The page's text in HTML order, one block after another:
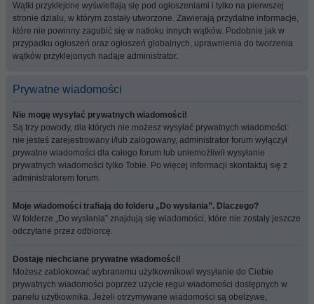
Wątki przyklejone wyświetlają się pod ogłoszeniami i tylko na pierwszej
stronie działu, w którym zostały utworzone. Zawierają przydatne informacje,
które nie powinny zagubić się w natłoku innych wątków. Podobnie jak w
przypadku ogłoszeń oraz ogłoszeń globalnych, uprawnienia do tworzenia
wątków przyklejonych nadaje administrator.
Prywatne wiadomości
Nie mogę wysyłać prywatnych wiadomości!
Są trzy powody, dla których nie możesz wysyłać prywatnych wiadomości:
nie jesteś zarejestrowany i/lub zalogowany, administrator forum wyłączył
prywatne wiadomości dla całego forum lub uniemożliwił wysyłanie
prywatnych wiadomości tylko Tobie. Po więcej informacji skontaktuj się z
administratorem forum.
Moje wiadomości trafiają do folderu „Do wysłania”. Dlaczego?
W folderze „Do wysłania” znajdują się wiadomości, które nie zostały jeszcze
odczytane przez odbiorcę.
Dostaję niechciane prywatne wiadomości!
Możesz zablokować wybranemu użytkownikowi wysyłanie do Ciebie
prywatnych wiadomości poprzez użycie reguł wiadomości dostępnych w
panelu użytkownika. Jeżeli otrzymywane wiadomości są obelżywe,